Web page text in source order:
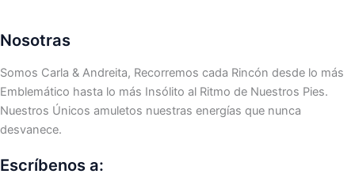
Nosotras
Somos Carla & Andreita, Recorremos cada Rincón desde lo más
Emblemático hasta lo más Insólito al Ritmo de Nuestros Pies.
Nuestros Únicos amuletos nuestras energías que nunca
desvanece.
Escríbenos a: